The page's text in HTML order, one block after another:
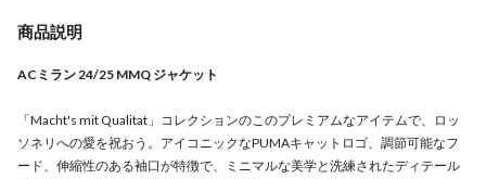
商品説明
ACミラン 24/25 MMQ ジャケット
「Macht's mit Qualitat」コレクションのこのプレミアムなアイテムで、ロッ
ソネリへの愛を祝おう。アイコニックなPUMAキャットロゴ、調節可能なフ
ード、伸縮性のある袖口が特徴で、ミニマルな美学と洗練されたディテール